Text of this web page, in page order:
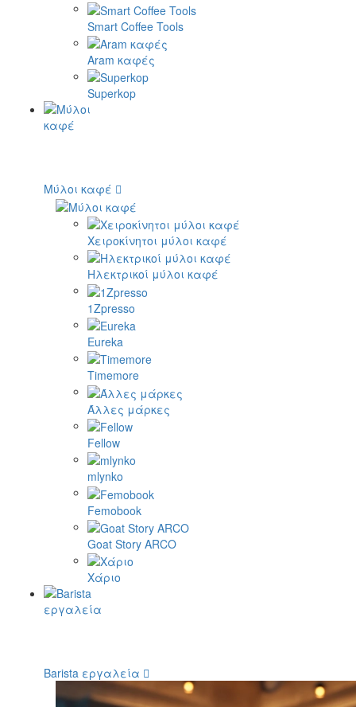
Smart Coffee Tools
Aram καφές
Superkop
Μύλοι καφέ
Χειροκίνητοι μύλοι καφέ
Ηλεκτρικοί μύλοι καφέ
1Zpresso
Eureka
Timemore
Άλλες μάρκες
Fellow
mlynko
Femobook
Goat Story ARCO
Χάριο
Barista εργαλεία